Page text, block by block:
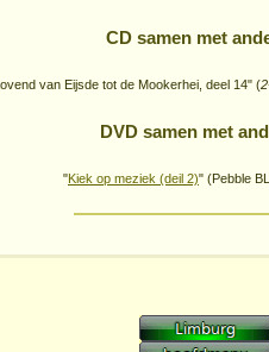
CD samen met
van Eijsde tot de Mookerhei, deel 14" (
DVD samen met
"Kiek op meziek (deil 2)" (Pebble